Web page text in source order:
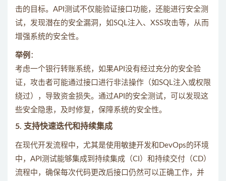
击的目标。API测试不仅能验证接口功能，还能进行安全测
试，发现潜在的安全漏洞，如SQL注入、XSS攻击等，从而
增强系统的安全性。
举例 ：
考虑一个银行转账系统，如果API没有经过充分的安全验
证，攻击者可能通过接口进行非法操作（如SQL注入或权限
绕过），导致资金损失。通过API的安全测试，可以发现这
些安全隐患，及时修复，保障系统的安全性。
5. 支持快速迭代和持续集成
在现代开发流程中，尤其是使用敏捷开发和DevOps的环境
中，API测试能够集成到持续集成（CI）和持续交付（CD）
流程中，确保每次代码更改后接口仍然可以正确工作，并